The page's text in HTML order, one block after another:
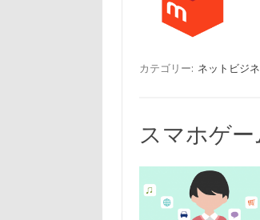
カテゴリー: ネットビジ
スマホゲ